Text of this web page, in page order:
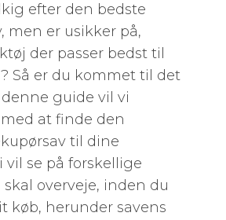
efter den bedste
men er usikker på,
der passer bedst til
Så er du kommet til det
denne guide vil vi
at finde den
til dine
vil se på forskellige
overveje, inden du
køb, herunder savens